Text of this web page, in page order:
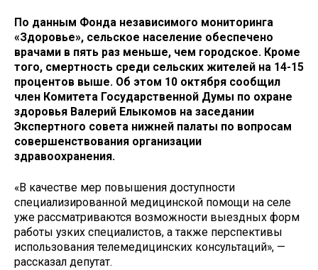
По данным Фонда независимого мониторинга
«Здоровье», сельское население обеспечено
врачами в пять раз меньше, чем городское. Кроме
того, смертность среди сельских жителей на 14-15
процентов выше. Об этом 10 октября сообщил
член Комитета Государственной Думы по охране
здоровья Валерий Елыкомов на заседании
Экспертного совета нижней палаты по вопросам
совершенствования организации
здравоохранения.
«В качестве мер повышения доступности
специализированной медицинской помощи на селе
уже рассматриваются возможности выездных форм
работы узких специалистов, а также перспективы
использования телемедицинских консультаций», —
рассказал депутат.